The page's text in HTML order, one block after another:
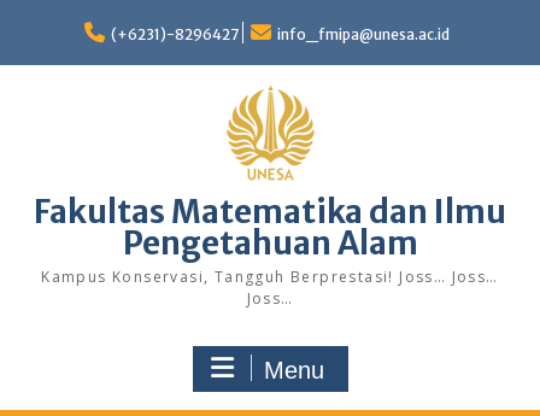
content
(+6231)-8296427 info_fmipa@unesa.ac.id
Fakultas Matematika dan Ilmu
Pengetahuan Alam
Kampus Konservasi, Tangguh Berprestasi! Joss… Joss…
Joss…
Menu